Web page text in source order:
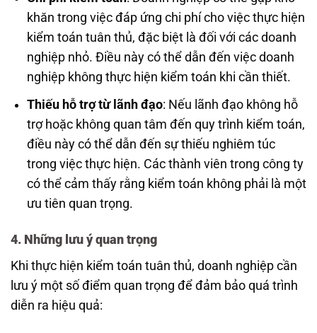
khăn trong việc đáp ứng chi phí cho việc thực hiện
kiểm toán tuân thủ, đặc biệt là đối với các doanh
nghiệp nhỏ. Điều này có thể dẫn đến việc doanh
nghiệp không thực hiện kiểm toán khi cần thiết.
Thiếu hỗ trợ từ lãnh đạo: Nếu lãnh đạo không hỗ
trợ hoặc không quan tâm đến quy trình kiểm toán,
điều này có thể dẫn đến sự thiếu nghiêm túc
trong việc thực hiện. Các thành viên trong công ty
có thể cảm thấy rằng kiểm toán không phải là một
ưu tiên quan trọng.
4. Những lưu ý quan trọng
Khi thực hiện kiểm toán tuân thủ, doanh nghiệp cần
lưu ý một số điểm quan trọng để đảm bảo quá trình
diễn ra hiệu quả: